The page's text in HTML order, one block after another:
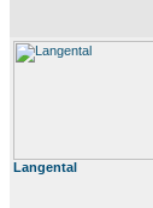
Langental